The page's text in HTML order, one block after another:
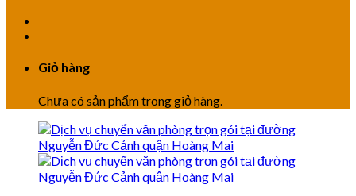
Giỏ hàng
Chưa có sản phẩm trong giỏ hàng.